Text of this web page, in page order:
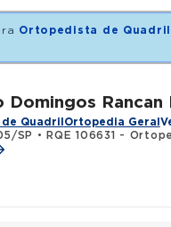
Ortopedista de Quadril
Rancan
Quadril Ortopedia Geral
SP
•
RQE 106631 -